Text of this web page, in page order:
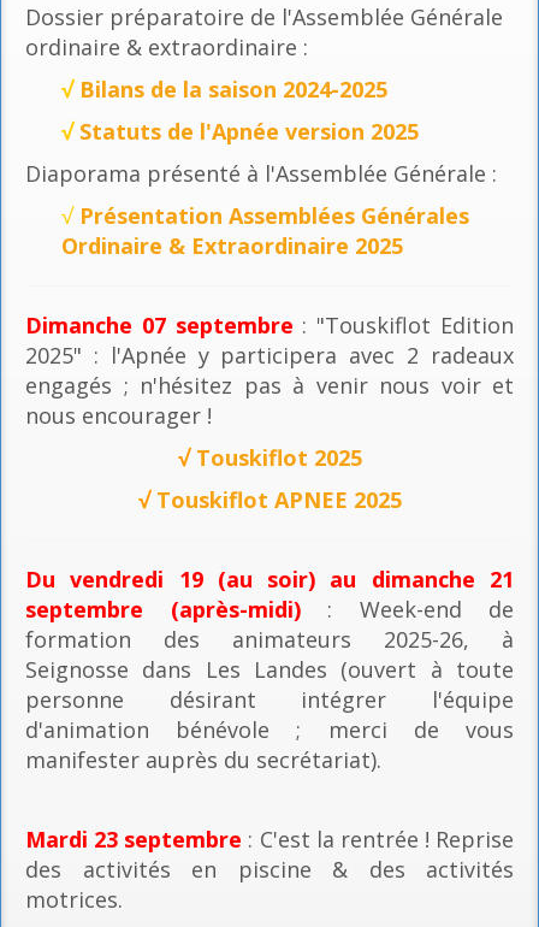
Dossier préparatoire de l'Assemblée Générale
ordinaire & extraordinaire :
√ Bilans de la saison 2024-2025
√ Statuts de l'Apnée version 2025
Diaporama présenté à l'Assemblée Générale :
√ Présentation Assemblées Générales
Ordinaire & Extraordinaire 2025
Dimanche 07 septembre : "Touskiflot Edition
2025" : l'Apnée y participera avec 2 radeaux
engagés ; n'hésitez pas à venir nous voir et
nous encourager !
√ Touskiflot 2025
√ Touskiflot APNEE 2025
Du vendredi 19 (au soir) au dimanche 21
septembre (après-midi): Week-end de
formation des animateurs 2025-26, à
Seignosse dans Les Landes (ouvert à toute
personne désirant intégrer l'équipe
d'animation bénévole ; merci de vous
manifester auprès du secrétariat).
Mardi 23 septembre : C'est la rentrée ! Reprise
des activités en piscine & des activités
motrices.